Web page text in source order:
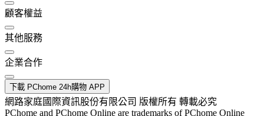
顧客權益
其他服務
企業合作
下載 PChome 24h購物 APP
網路家庭國際資訊股份有限公司 版權所有 轉載必究
PChome and PChome Online are trademarks of PChome Online